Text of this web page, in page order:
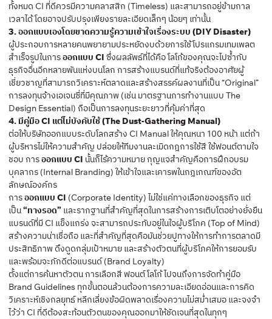
ทั้งหมด CI ที่ดีควรมีความคลาสสิก (Timeless) และสามารถอยู่ข้ามกาล
เวลาได้ โดยอาจปรับปรุงเพียงรายละเอียดเล็กๆ น้อยๆ เท่านั้น
3. ออกแบบเองโดยขาดความรู้ความเข้าใจเรื่องระบบ (DIY Disaster)
ผู้ประกอบการหลายคนพยายามประหยัดงบด้วยการใช้โปรแกรมเทมเพลต
สำเร็จรูปในการออกแบบ CI ซึ่งผลลัพธ์ที่ได้คือ โลโก้ของคุณจะไปซ้ำกับ
ธุรกิจอื่นอีกหลายพันแห่งบนโลก การสร้างแบรนด์ที่แท้จริงต้องอาศัยผู้
เชี่ยวชาญที่สามารถวิเคราะห์ตลาดและสร้างสรรค์ผลงานที่เป็น “Original”
การลงทุนจ้างเอเจนซี่ที่มีคุณภาพ (เช่น มาตรฐานการทำงานแบบ The
Design Essential) ถือเป็นการลงทุนระยะยาวที่คุ้มค่าที่สุด
4. มีคู่มือ CI แต่ไม่บังคับใช้ (The Dust-Gathering Manual)
ต่อให้บริษัทออกแบบระดับโลกสร้าง CI Manual ให้คุณหนา 100 หน้า แต่ถ้า
ผู้บริหารไม่ให้ความสำคัญ ปล่อยให้ทีมงานละเมิดกฎการใช้สี ใช้ฟอนต์ตามใจ
ชอบ การออกแบบ CI นั้นก็ไร้ความหมาย กุญแจสำคัญคือการฝึกอบรม
บุคลากร (Internal Branding) ให้เข้าใจและเคารพในกฎเกณฑ์ของอัต
ลักษณ์องค์กร
การออกแบบ CI (Corporate Identity) ไม่ใช่แค่ทางเลือกของธุรกิจ แต่
เป็น“ทางรอด” และรากฐานที่สำคัญที่สุดในการสร้างการเติบโตอย่างยั่งยืน
แบรนด์ที่มี CI แข็งแกร่ง จะสามารถประทับอยู่ในใจผู้บริโภค (Top of Mind)
สร้างความน่าเชื่อถือ และที่สำคัญที่สุดคือมันช่วยปูทางให้การทำการตลาดมี
ประสิทธิภาพ ดึงดูดกลุ่มเป้าหมาย และสร้างตัวตนที่ผู้บริโภคให้การยอมรับ
และพร้อมจะภักดีต่อแบรนด์ (Brand Loyalty)
ตั้งแต่การค้นหาตัวตน การเลือกสี ฟอนต์ โลโก้ ไปจนถึงการจัดทำคู่มือ
Brand Guidelines ทุกขั้นตอนล้วนต้องการความละเอียดอ่อนและการคิด
วิเคราะห์เชิงกลยุทธ์ หลีกเลี่ยงข้อผิดพลาดเรื่องความไม่สม่ำเสมอ และจงจำ
ไว้ว่า CI ที่ดีต้องสะท้อนตัวตนของคุณออกมาให้ชัดเจนที่สุดในทุกๆ